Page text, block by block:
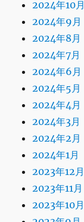
2024年10月
2024年9月
2024年8月
2024年7月
2024年6月
2024年5月
2024年4月
2024年3月
2024年2月
2024年1月
2023年12月
2023年11月
2023年10月